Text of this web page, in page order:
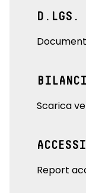
Scarica
Report